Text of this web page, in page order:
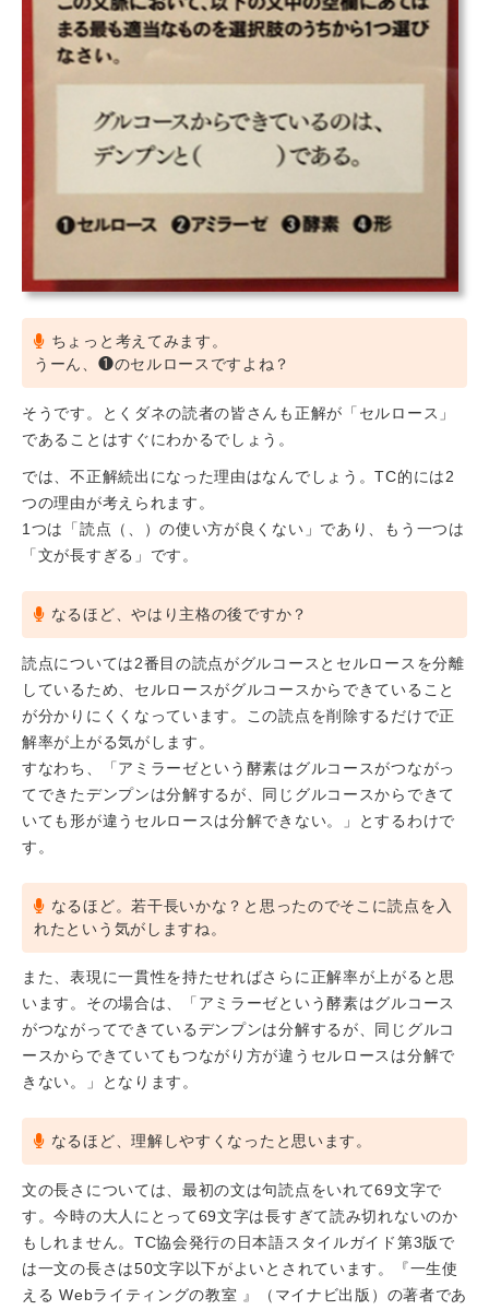
ちょっと考えてみます。
うーん、❶のセルロースですよね？
そうです。とくダネの読者の皆さんも正解が「セルロース」
であることはすぐにわかるでしょう。
では、不正解続出になった理由はなんでしょう。TC的には2
つの理由が考えられます。
1つは「読点（、）の使い方が良くない」であり、もう一つは
「文が長すぎる」です。
なるほど、やはり主格の後ですか？
読点については2番目の読点がグルコースとセルロースを分離
しているため、セルロースがグルコースからできていること
が分かりにくくなっています。この読点を削除するだけで正
解率が上がる気がします。
すなわち、「アミラーゼという酵素はグルコースがつながっ
てできたデンプンは分解するが、同じグルコースからできて
いても形が違うセルロースは分解できない。」とするわけで
す。
なるほど。若干長いかな？と思ったのでそこに読点を入
れたという気がしますね。
また、表現に一貫性を持たせればさらに正解率が上がると思
います。その場合は、「アミラーゼという酵素はグルコース
がつながってできているデンプンは分解するが、同じグルコ
ースからできていてもつながり方が違うセルロースは分解で
きない。」となります。
なるほど、理解しやすくなったと思います。
文の長さについては、最初の文は句読点をいれて69文字で
す。今時の大人にとって69文字は長すぎて読み切れないのか
もしれません。TC協会発行の日本語スタイルガイド第3版で
は一文の長さは50文字以下がよいとされています。『一生使
える Webライティングの教室 』（マイナビ出版）の著者であ